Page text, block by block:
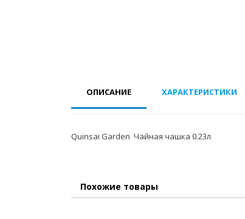
ОПИСАНИЕ ХАРАКТЕРИСТИКИ
Quinsai Garden Чайная чашка 0.23л
Похожие товары